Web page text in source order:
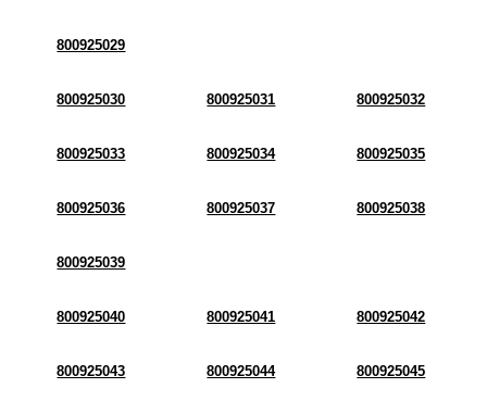
800925029
800925030 800925031 800925032
800925033 800925034 800925035
800925036 800925037 800925038
800925039
800925040 800925041 800925042
800925043 800925044 800925045